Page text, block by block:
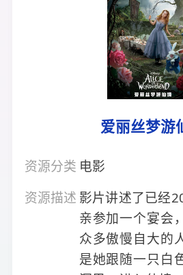
爱丽丝梦游
资源分类 电影
资源描述 影片讲述了已经
亲参加一个宴会
众多傲慢自大的
是她跟随一只白